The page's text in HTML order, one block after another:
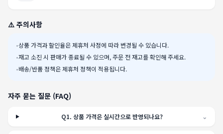
⚠️ 주의사항
•상품 가격과 할인율은 제휴처 사정에 따라 변경될 수 있습니다.
•재고 소진 시 판매가 종료될 수 있으며, 주문 전 재고를 확인해 주세요.
•배송/반품 정책은 제휴처 정책이 적용됩니다.
자주 묻는 질문 (FAQ)
Q1.상품 가격은 실시간으로 반영되나요? ⌄